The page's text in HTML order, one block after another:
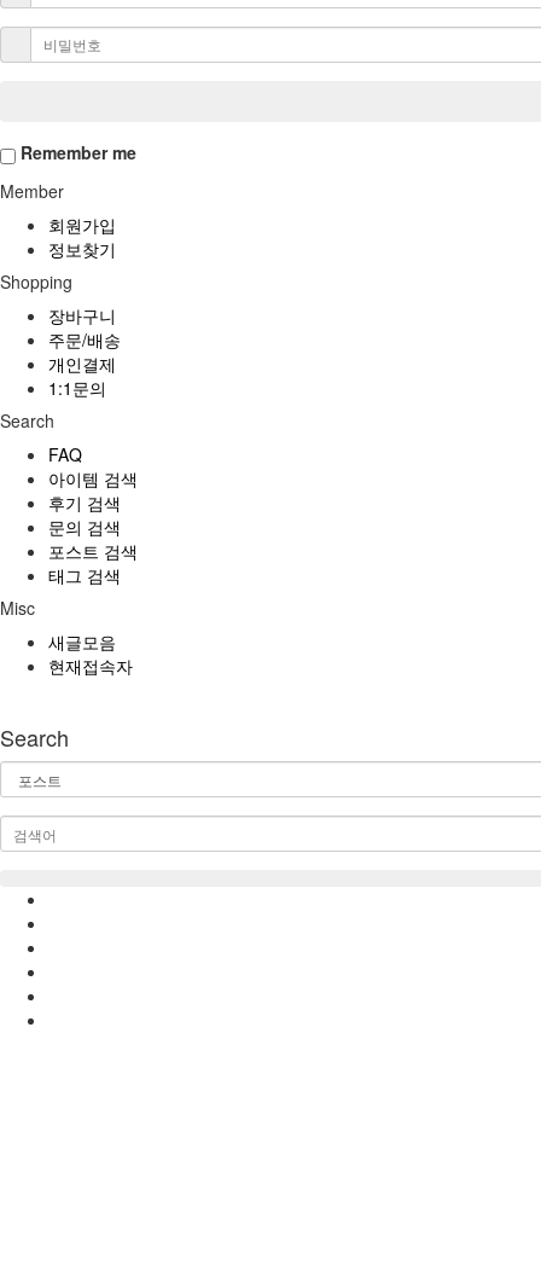
Remember me
Member
회원가입
정보찾기
Shopping
장바구니
주문/배송
개인결제
1:1문의
Search
FAQ
아이템 검색
후기 검색
문의 검색
포스트 검색
태그 검색
Misc
새글모음
현재접속자
Search